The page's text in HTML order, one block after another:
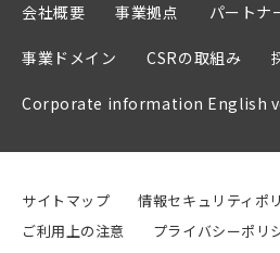
会社概要 事業拠点 パートナ
事業ドメイン CSRの取組み
Corporate information English
サイトマップ
情報セキュリティポ
ご利用上の注意
プライバシーポリ